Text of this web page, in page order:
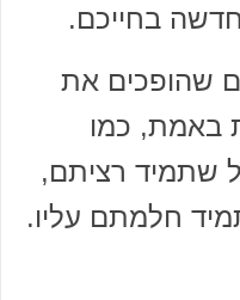
בחייכם.
שהופכים את
באמת, כמו
שתמיד רציתם,
חלמתם עליו.